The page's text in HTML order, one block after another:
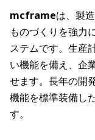
mcframeは、製
ものづくりを強力
ステムです。生産
い機能を備え、企
せます。長年の開
機能を標準装備し
す。